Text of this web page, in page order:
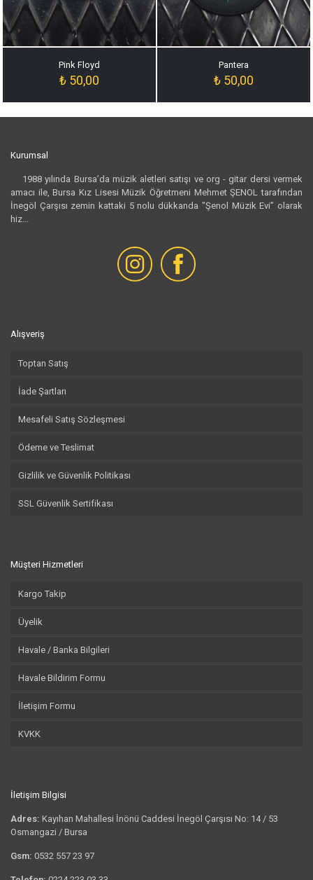
Pink Floyd
₺ 50,00
Pantera
₺ 50,00
Kurumsal
1988 yılında Bursa’da müzik aletleri satışı ve org - gitar dersi vermek
amacı ile, Bursa Kız Lisesi Müzik Öğretmeni Mehmet ŞENOL tarafından
İnegöl Çarşısı zemin kattaki 5 nolu dükkanda "Şenol Müzik Evi” olarak
hiz...
Alışveriş
Toptan Satış
İade Şartları
Mesafeli Satış Sözleşmesi
Ödeme ve Teslimat
Gizlilik ve Güvenlik Politikası
SSL Güvenlik Sertifikası
Müşteri Hizmetleri
Kargo Takip
Üyelik
Havale / Banka Bilgileri
Havale Bildirim Formu
İletişim Formu
KVKK
İletişim Bilgisi
Adres: Kayıhan Mahallesi İnönü Caddesi İnegöl Çarşısı No: 14 / 53
Osmangazi / Bursa
Gsm: 0532 557 23 97